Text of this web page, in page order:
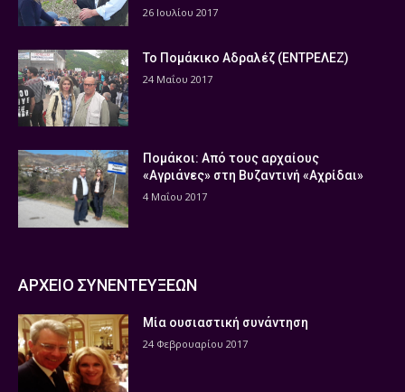
26 Ιουλίου 2017
Το Πομάκικο Αδραλέζ (ΕΝΤΡΕΛΕΖ)
24 Μαΐου 2017
Πομάκοι: Από τους αρχαίους
«Αγριάνες» στη Βυζαντινή «Αχρίδαι»
4 Μαΐου 2017
ΑΡΧΕΙΟ ΣΥΝΕΝΤΕΥΞΕΩΝ
Μία ουσιαστική συνάντηση
24 Φεβρουαρίου 2017